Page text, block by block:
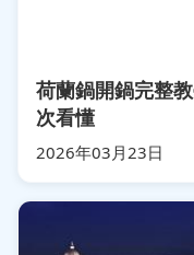
荷蘭鍋開鍋完整
次看懂
2026年03月23日